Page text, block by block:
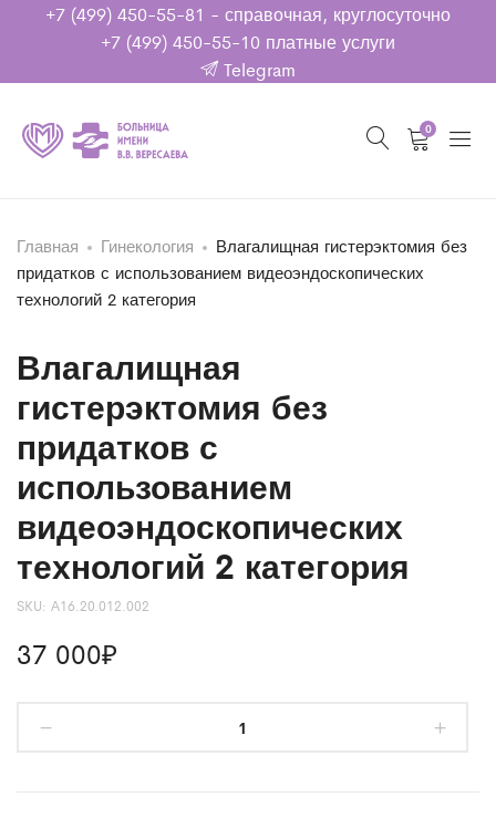
+7 (499) 450-55-81 - справочная, круглосуточно
+7 (499) 450-55-10 платные услуги
Telegram
0
Главная Гинекология
Влагалищная гистерэктомия без
придатков с использованием видеоэндоскопических
технологий 2 категория
Влагалищная
гистерэктомия без
придатков с
использованием
видеоэндоскопических
технологий 2 категория
SKU: А16.20.012.002
37 000₽